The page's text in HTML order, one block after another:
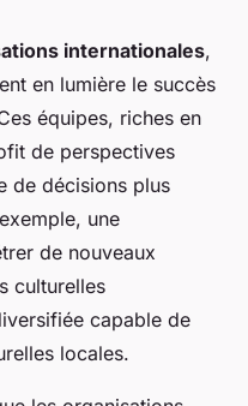
internationales,
en lumière le succès
équipes, riches en
de perspectives
de décisions plus
une
de nouveaux
culturelles
capable de
locales.